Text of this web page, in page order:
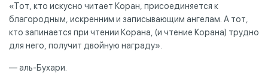
«Тот, кто искусно читает Коран, присоединяется к
благородным, искренним и записывающим ангелам. А тот,
кто запинается при чтении Корана, (и чтение Корана) трудно
для него, получит двойную награду».
— аль-Бухари.